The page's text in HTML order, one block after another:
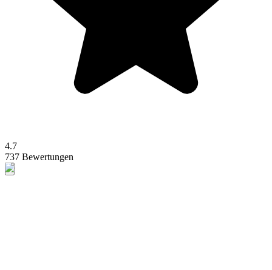
4.7
737 Bewertungen